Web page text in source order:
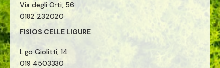
Via degli Orti, 56
0182 232020
FISIOS CELLE LIGURE
L.go Giolitti, 14
019 4503330